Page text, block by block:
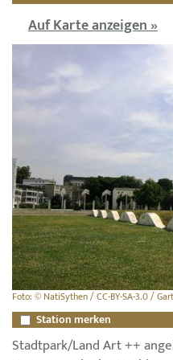
Auf Karte anzeigen »
Foto: © NatiSythen / CC-BY-SA-3.0 /
Station merken
Stadtpark/Land Art ++